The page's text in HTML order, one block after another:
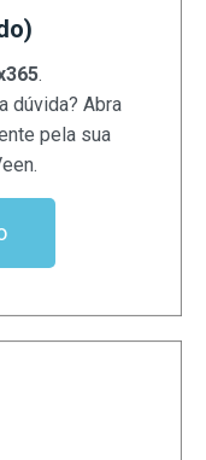
.
dúvida? Abra
pela sua